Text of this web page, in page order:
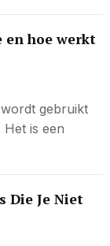
en hoe werkt
gebruikt
is een
Die Je Niet